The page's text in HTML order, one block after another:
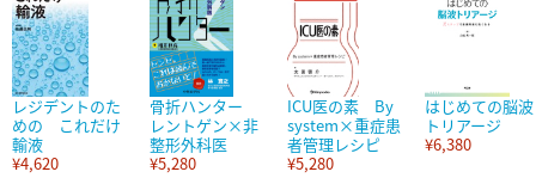
レジデントのた
めの これだけ
輸液
¥4,620
骨折ハンター
レントゲン×非
整形外科医
¥5,280
ICU医の素 By
system×重症患
者管理レシピ
¥5,280
はじめての脳波
トリアージ
¥6,380